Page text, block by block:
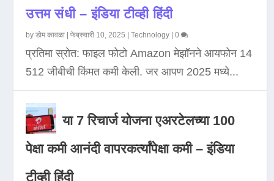
उत्तम संधी – इंडिया टीव्ही हिंदी
byडोम कावळा |फेब्रुवारी 10, 2025 |Technology |0
प्रतिमा स्रोत: फाइल फोटो Amazon मेझॉनने आयफोन 14
512 जीबीची किंमत कमी केली. जर आपण 2025 मध्ये...
या 7 रिचार्ज योजना एअरटेलच्या 100
पेक्षा कमी आनंदी वापरकर्त्यांपेक्षा कमी – इंडिया
टीव्ही हिंदी